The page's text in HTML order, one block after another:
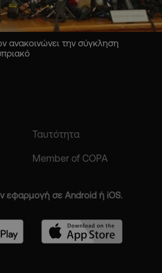
την σύγκληση
Ταυτότητα
Member of COPA
εφαρμογή σε Android ή iOS.